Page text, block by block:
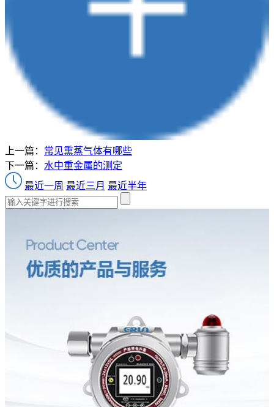
上一篇： 常见熏蒸气体有哪些
下一篇： 水中重金属的测定
最近一周 最近三月 最近半年